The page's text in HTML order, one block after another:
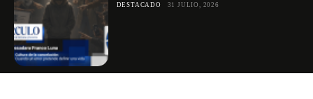
DESTACADO 31 JULIO, 2026